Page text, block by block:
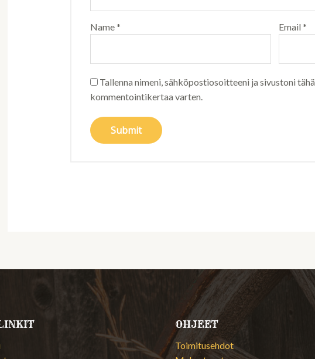
Name* Email *
Tallenna nimeni, sähköpostiosoitteeni ja sivustoni
kommentointikertaa varten.
OHJEET
Toimitusehdot